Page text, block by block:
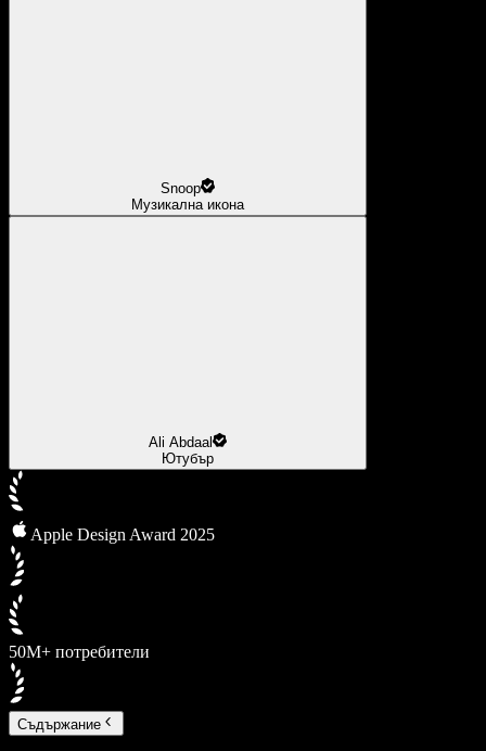
Snoop
Музикална икона
Ali Abdaal
Ютубър
Apple Design Award 2025
50M+ потребители
Съдържание